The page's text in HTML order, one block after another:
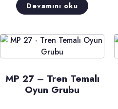
Devamını oku
MP 27 – Tren Temalı
Oyun Grubu